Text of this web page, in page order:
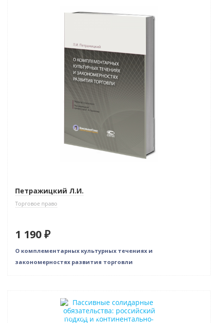
Петражицкий Л.И.
Торговое право
1 190 ₽
О комплементарных культурных течениях и
закономерностях развития торговли
Нет в наличии
Индивидуальный подход